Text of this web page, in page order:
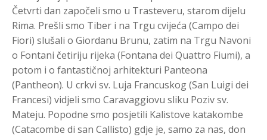
Četvrti dan započeli smo u Trasteveru, starom dijelu
Rima. Prešli smo Tiber i na Trgu cvijeća (Campo dei
Fiori) slušali o Giordanu Brunu, zatim na Trgu Navoni
o Fontani četiriju rijeka (Fontana dei Quattro Fiumi), a
potom i o fantastičnoj arhitekturi Panteona
(Pantheon). U crkvi sv. Luja Francuskog (San Luigi dei
Francesi) vidjeli smo Caravaggiovu sliku Poziv sv.
Mateju. Popodne smo posjetili Kalistove katakombe
(Catacombe di san Callisto) gdje je, samo za nas, don